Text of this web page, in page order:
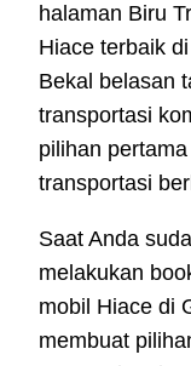
halaman Biru
Hiace terbaik
Bekal belasan
transportasi
pilihan
transportasi
Saat Anda
melakukan
mobil Hiace di
membuat